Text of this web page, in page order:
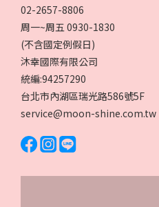
02-2657-8806
周一~周五 0930-1830
(不含國定例假日)
沐幸國際有限公司
統編:94257290
台北市內湖區瑞光路586號5F
service@moon-shine.com.tw